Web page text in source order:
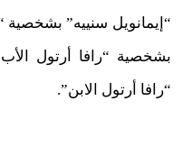
“إيمانويل سنييه” بشخصية
بشخصية “رافا أرتول
“رافا أرتول الابن”.